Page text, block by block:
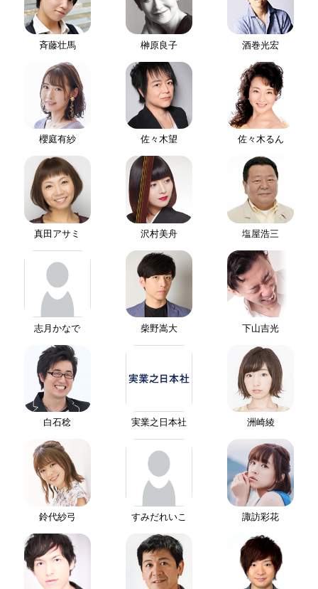
斉藤壮馬 榊原良子 酒巻光宏
櫻庭有紗 佐々木望 佐々木るん
真田アサミ 沢村美舟 塩屋浩三
志月かなで 柴野嵩大 下山吉光
白石稔 実業之日本社 洲崎綾
鈴代紗弓 すみだれいこ 諏訪彩花